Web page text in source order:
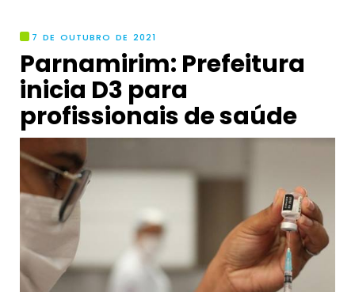
7 DE OUTUBRO DE 2021
Parnamirim: Prefeitura
inicia D3 para
profissionais de saúde